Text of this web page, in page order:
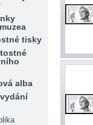
tisky
alba